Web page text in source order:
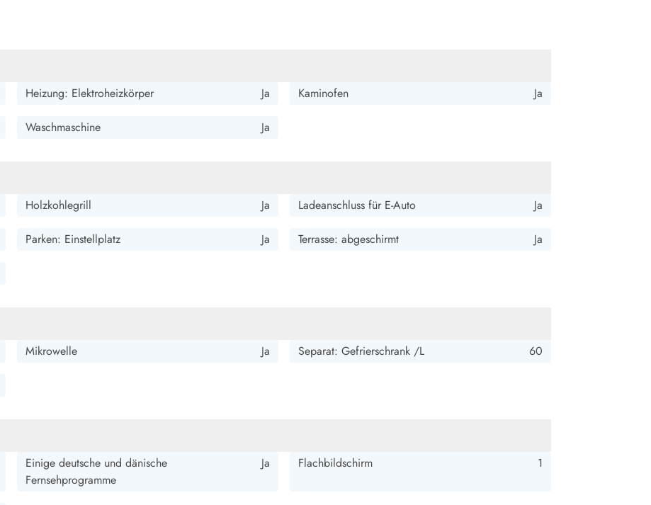
Heizung: Elektroheizkörper Ja Kaminofen Ja
Waschmaschine Ja
Holzkohlegrill Ja Ladeanschluss für E-Auto Ja
Parken: Einstellplatz Ja Terrasse: abgeschirmt Ja
Mikrowelle Ja Separat: Gefrierschrank /L 60
Einige deutsche und dänische
Fernsehprogramme
Ja Flachbildschirm 1